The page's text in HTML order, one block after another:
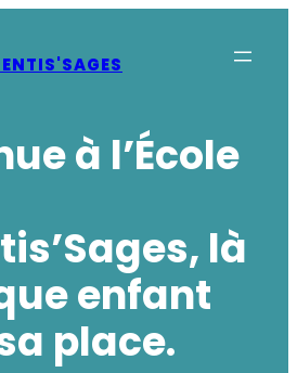
à l’École
là
enfant
place.